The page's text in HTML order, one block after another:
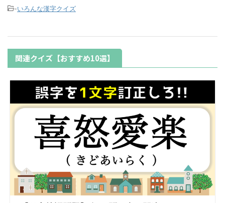
-いろんな漢字クイズ
関連クイズ【おすすめ10選】